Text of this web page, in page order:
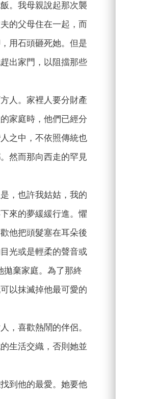
。我母親說起那次襲
的父母住在一起，而
用石頭砸死她。但是
出家門，以阻擋那些
人。家裡人要分財產
家庭時，他們已經分
之中，不依照傳統也
然而那向西走的罕見
，也許我姑姑，我的
來的夢緩緩行進。懼
他把頭髮塞在耳朵後
光或是輕柔的聲音或
棄家庭。為了那終
以抹滅掉他最可愛的
，喜歡熱鬧的伴侶。
生活交織，否則她並
到他的最愛。她要他